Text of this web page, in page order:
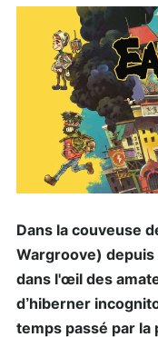
Dans la couveuse
Wargroove) depuis
dans l'œil des
d’hiberner
temps passé par la